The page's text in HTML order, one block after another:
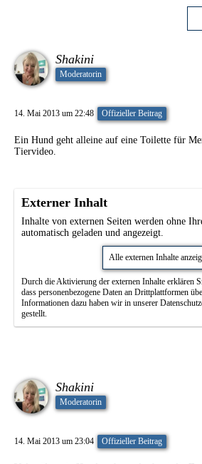
Shakini
Moderatorin
14. Mai 2013 um 22:48 Offizieller Beitrag
Ein Hund geht alleine auf eine Toilette für
Tiervideo.
Externer Inhalt
Inhalte von externen Seiten werden ohne
automatisch geladen und angezeigt.
Alle externen Inhalte
Durch die Aktivierung der externen Inhalte erklären
dass personenbezogene Daten an Drittplattformen
Informationen dazu haben wir in unserer
gestellt.
Shakini
Moderatorin
14. Mai 2013 um 23:04 Offizieller Beitrag